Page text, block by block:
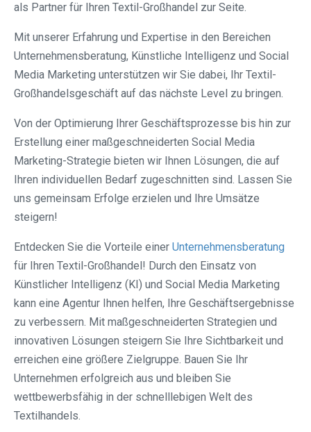
als Partner für Ihren Textil-Großhandel zur Seite.
Mit unserer Erfahrung und Expertise in den Bereichen
Unternehmensberatung, Künstliche Intelligenz und Social
Media Marketing unterstützen wir Sie dabei, Ihr Textil-
Großhandelsgeschäft auf das nächste Level zu bringen.
Von der Optimierung Ihrer Geschäftsprozesse bis hin zur
Erstellung einer maßgeschneiderten Social Media
Marketing-Strategie bieten wir Ihnen Lösungen, die auf
Ihren individuellen Bedarf zugeschnitten sind. Lassen Sie
uns gemeinsam Erfolge erzielen und Ihre Umsätze
steigern!
Entdecken Sie die Vorteile einer Unternehmensberatung
für Ihren Textil-Großhandel! Durch den Einsatz von
Künstlicher Intelligenz (KI) und Social Media Marketing
kann eine Agentur Ihnen helfen, Ihre Geschäftsergebnisse
zu verbessern. Mit maßgeschneiderten Strategien und
innovativen Lösungen steigern Sie Ihre Sichtbarkeit und
erreichen eine größere Zielgruppe. Bauen Sie Ihr
Unternehmen erfolgreich aus und bleiben Sie
wettbewerbsfähig in der schnelllebigen Welt des
Textilhandels.